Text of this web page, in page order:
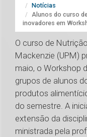
Notícias
Alunos do curso
inovadores em
O curso de
Mackenzie (UPM)
maio, o Workshop
grupos de alunos
produtos
do semestre. A
extensão da
ministrada pela